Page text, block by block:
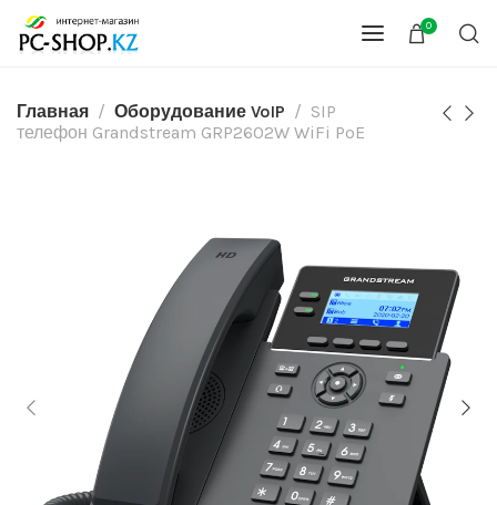
0
Главная Оборудование VoIP
SIP
телефон Grandstream GRP2602W WiFi PoE